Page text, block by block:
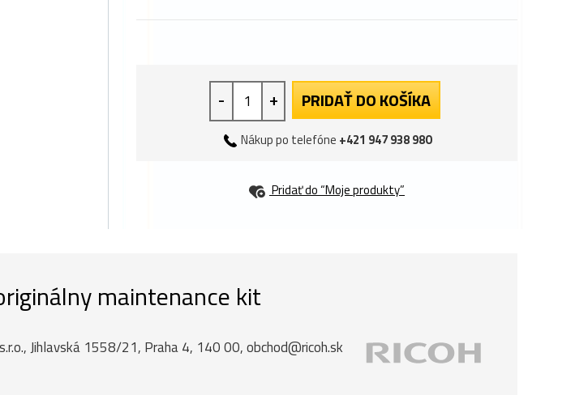
- + PRIDAŤ DO KOŠÍKA
Nákup po telefóne +421 947 938 980
Pridať do “Moje produkty”
maintenance kit
Jihlavská 1558/21, Praha 4, 140 00, obchod@ricoh.sk